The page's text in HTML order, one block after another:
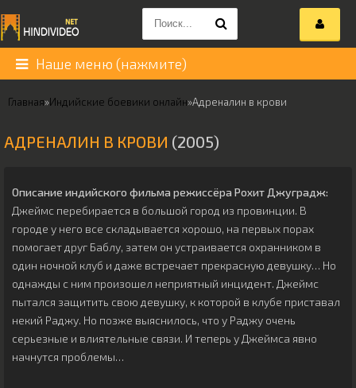
Наше меню (нажмите)
Главная»Индийские боевики онлайн»Адреналин в крови
АДРЕНАЛИН В КРОВИ (2005)
Описание индийского фильма режиссёра Рохит Джуградж:
Джеймс перебирается в большой город из провинции. В
городе у него все складывается хорошо, на первых порах
помогает друг Баблу, затем он устраивается охранником в
один ночной клуб и даже встречает прекрасную девушку… Но
однажды с ним произошел неприятный инцидент. Джеймс
пытался защитить свою девушку, к которой в клубе приставал
некий Раджу. Но позже выяснилось, что у Раджу очень
серьезные и влиятельные связи. И теперь у Джеймса явно
начнутся проблемы…